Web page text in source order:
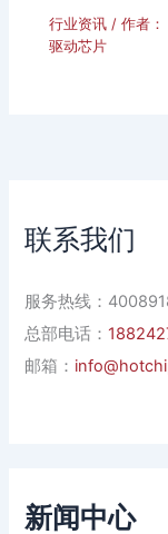
行业资讯 / 作者：
驱动芯片
联系我们
服务热线：
总部电话：
邮箱：
新闻中心